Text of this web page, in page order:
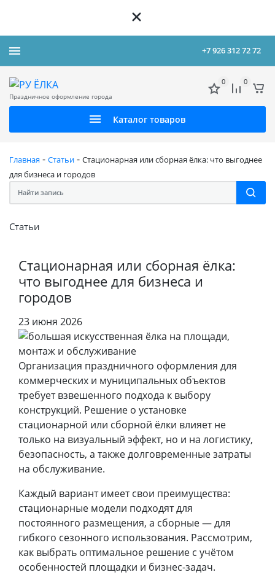
+7 926 312 72 72
Праздничное оформление города
Каталог товаров
0 0
Главная - Статьи - Стационарная или сборная ёлка: что выгоднее
для бизнеса и городов
Статьи
Стационарная или сборная ёлка:
что выгоднее для бизнеса и
городов
23 июня 2026
Организация праздничного оформления для
коммерческих и муниципальных объектов
требует взвешенного подхода к выбору
конструкций. Решение о установке
стационарной или сборной ёлки влияет не
только на визуальный эффект, но и на логистику,
безопасность, а также долговременные затраты
на обслуживание.
Каждый вариант имеет свои преимущества:
стационарные модели подходят для
постоянного размещения, а сборные — для
гибкого сезонного использования. Рассмотрим,
как выбрать оптимальное решение с учётом
особенностей площадки и бизнес-задач.